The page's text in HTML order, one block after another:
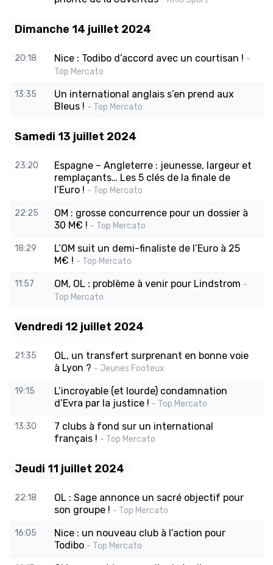
Dimanche 14 juillet 2024
20:18 Nice : Todibo d’accord avec un courtisan ! -
Top Mercato
13:35
Un international anglais s’en prend aux
Bleus ! - Top Mercato
Samedi 13 juillet 2024
23:20
Espagne – Angleterre : jeunesse, largeur et
remplaçants… Les 5 clés de la finale de
l’Euro ! - Top Mercato
22:25
OM : grosse concurrence pour un dossier à
30 M€ ! - Top Mercato
18:29
L’OM suit un demi-finaliste de l’Euro à 25
M€ ! - Top Mercato
11:57 OM, OL : problème à venir pour Lindstrom -
Top Mercato
Vendredi 12 juillet 2024
21:35
OL, un transfert surprenant en bonne voie
à Lyon ? - Jeunes Footeux
19:15
L’incroyable (et lourde) condamnation
d’Evra par la justice ! - Top Mercato
13:30
7 clubs à fond sur un international
français ! - Top Mercato
Jeudi 11 juillet 2024
22:18
OL : Sage annonce un sacré objectif pour
son groupe ! - Top Mercato
16:05
Nice : un nouveau club à l’action pour
Todibo - Top Mercato